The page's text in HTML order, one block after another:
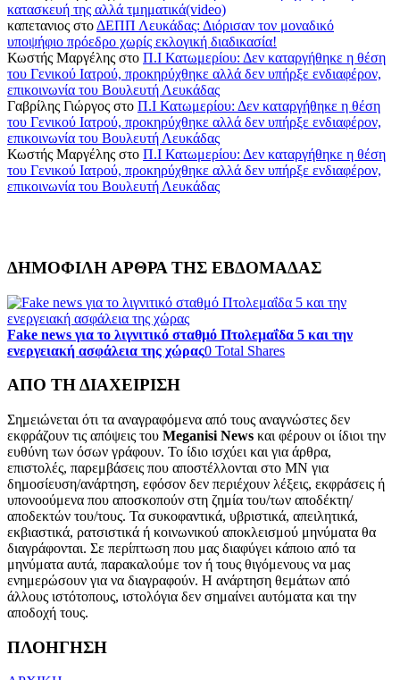
κατασκευή της αλλά τμηματικά(video)
καπετανιος στο ΔΕΠΠ Λευκάδας: Διόρισαν τον μοναδικό
υποψήφιο πρόεδρο χωρίς εκλογική διαδικασία!
Κωστής Μαργέλης στο Π.Ι Κατωμερίου: Δεν καταργήθηκε η θέση
του Γενικού Ιατρού, προκηρύχθηκε αλλά δεν υπήρξε ενδιαφέρον,
επικοινωνία του Βουλευτή Λευκάδας
Γαβρίλης Γιώργος στο Π.Ι Κατωμερίου: Δεν καταργήθηκε η θέση
του Γενικού Ιατρού, προκηρύχθηκε αλλά δεν υπήρξε ενδιαφέρον,
επικοινωνία του Βουλευτή Λευκάδας
Κωστής Μαργέλης στο Π.Ι Κατωμερίου: Δεν καταργήθηκε η θέση
του Γενικού Ιατρού, προκηρύχθηκε αλλά δεν υπήρξε ενδιαφέρον,
επικοινωνία του Βουλευτή Λευκάδας
ΔΗΜΟΦΙΛΗ ΑΡΘΡΑ ΤΗΣ ΕΒΔΟΜΑΔΑΣ
Fake news για το λιγνιτικό σταθμό Πτολεμαΐδα 5 και την
ενεργειακή ασφάλεια της χώρας0 Total Shares
ΑΠΟ ΤΗ ΔΙΑΧΕΙΡΙΣΗ
Σημειώνεται ότι τα αναγραφόμενα από τους αναγνώστες δεν
εκφράζουν τις απόψεις του Meganisi News και φέρουν οι ίδιοι την
ευθύνη των όσων γράφουν. Το ίδιο ισχύει και για άρθρα,
επιστολές, παρεμβάσεις που αποστέλλονται στο ΜΝ για
δημοσίευση/ανάρτηση, εφόσον δεν περιέχουν λέξεις, εκφράσεις ή
υπονοούμενα που αποσκοπούν στη ζημία του/των αποδέκτη/
αποδεκτών του/τους. Τα συκοφαντικά, υβριστικά, απειλητικά,
εκβιαστικά, ρατσιστικά ή κοινωνικού αποκλεισμού μηνύματα θα
διαγράφονται. Σε περίπτωση που μας διαφύγει κάποιο από τα
μηνύματα αυτά, παρακαλούμε τον ή τους θιγόμενους να μας
ενημερώσουν για να διαγραφούν. Η ανάρτηση θεμάτων από
άλλους ιστότοπους, ιστολόγια δεν σημαίνει αυτόματα και την
αποδοχή τους.
ΠΛΟΗΓΗΣΗ